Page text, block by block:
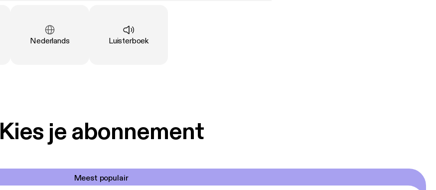
Taal:
Nederlands Type:
Luisterboek
Kies je abonnement
Meest populair